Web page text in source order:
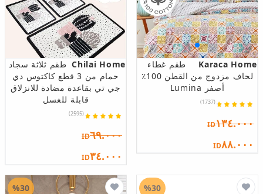
Karaca Home
طقم غطاء
لحاف مزدوج من القطن 100٪
أصفر Lumina
(1737)
ID١٣٤.٠٠٠
ID٨٨.٠٠٠
Chilai Home طقم ثلاثة سجاد
حمام من 3 قطع كاكتوس دي
جي تي بقاعدة مضادة للانزلاق
قابلة للغسل
(2595)
ID٦٩.٠٠٠
ID٣٤.٠٠٠
%30
%30